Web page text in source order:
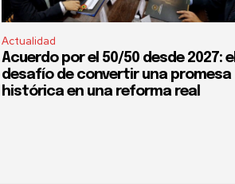
Actualidad
Acuerdo por el 50/50 desde 2027: el
desafío de convertir una promesa
histórica en una reforma real